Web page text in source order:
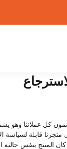
كل عملائنا وهو
قابلة
كان المنتج بنفس